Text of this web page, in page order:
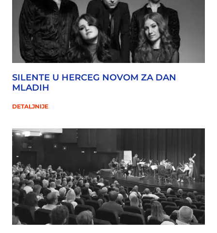
SILENTE U HERCEG NOVOM ZA DAN
MLADIH
DETALJNIJE